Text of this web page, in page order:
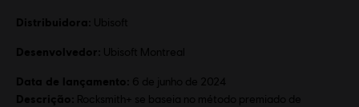
Distribuidora: Ubisoft
Desenvolvedor: Ubisoft Montreal
Data de lançamento: 6 de junho de 2024
Descrição:
Rocksmith+ se baseia no método premiado de